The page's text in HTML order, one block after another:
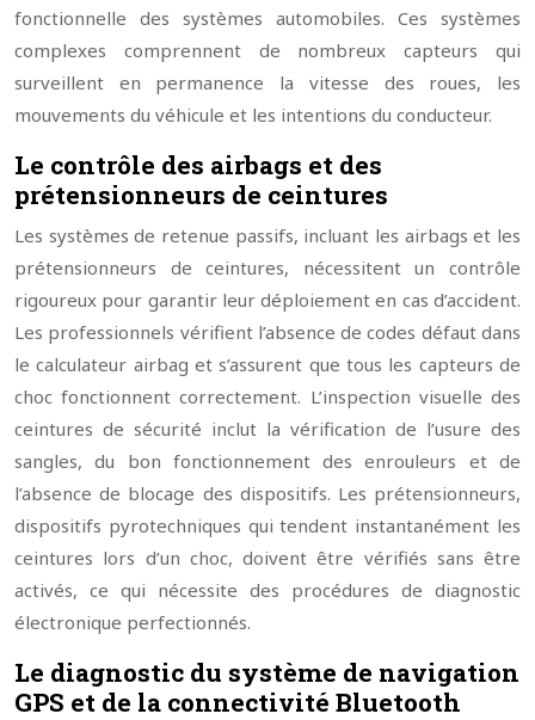
fonctionnelle des systèmes automobiles. Ces systèmes
complexes comprennent de nombreux capteurs qui
surveillent en permanence la vitesse des roues, les
mouvements du véhicule et les intentions du conducteur.
Le contrôle des airbags et des
prétensionneurs de ceintures
Les systèmes de retenue passifs, incluant les airbags et les
prétensionneurs de ceintures, nécessitent un contrôle
rigoureux pour garantir leur déploiement en cas d’accident.
Les professionnels vérifient l’absence de codes défaut dans
le calculateur airbag et s’assurent que tous les capteurs de
choc fonctionnent correctement. L’inspection visuelle des
ceintures de sécurité inclut la vérification de l’usure des
sangles, du bon fonctionnement des enrouleurs et de
l’absence de blocage des dispositifs. Les prétensionneurs,
dispositifs pyrotechniques qui tendent instantanément les
ceintures lors d’un choc, doivent être vérifiés sans être
activés, ce qui nécessite des procédures de diagnostic
électronique perfectionnés.
Le diagnostic du système de navigation
GPS et de la connectivité Bluetooth